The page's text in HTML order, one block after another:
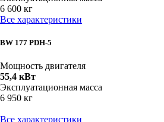
6 600 кг
Все характеристики
BW 177 PDH-5
Мощность двигателя
55,4 кВт
Эксплуатационная масса
6 950 кг
Все характеристики